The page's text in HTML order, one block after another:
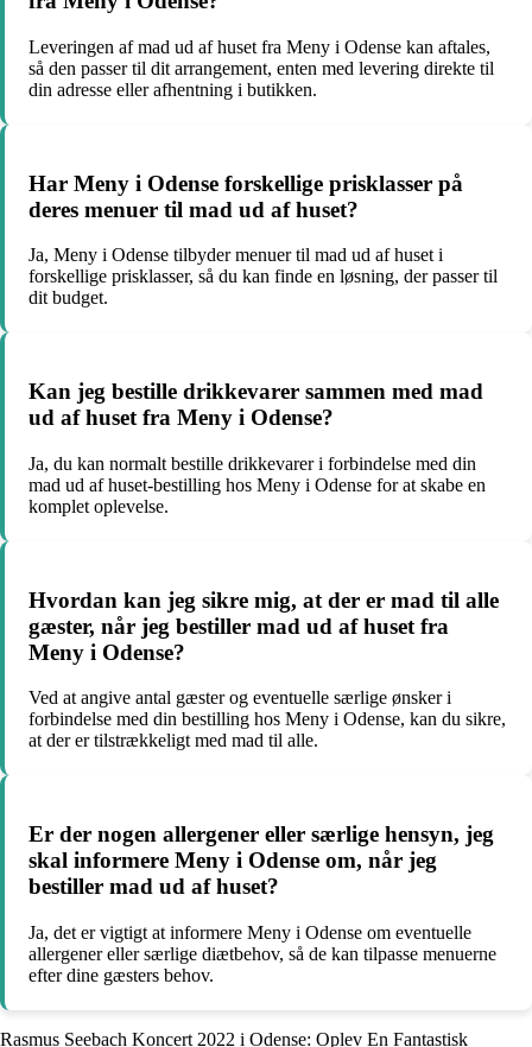
Leveringen af mad ud af huset fra Meny i Odense kan aftales,
så den passer til dit arrangement, enten med levering direkte til
din adresse eller afhentning i butikken.
Har Meny i Odense forskellige prisklasser på
deres menuer til mad ud af huset?
Ja, Meny i Odense tilbyder menuer til mad ud af huset i
forskellige prisklasser, så du kan finde en løsning, der passer til
dit budget.
Kan jeg bestille drikkevarer sammen med mad
ud af huset fra Meny i Odense?
Ja, du kan normalt bestille drikkevarer i forbindelse med din
mad ud af huset-bestilling hos Meny i Odense for at skabe en
komplet oplevelse.
Hvordan kan jeg sikre mig, at der er mad til alle
gæster, når jeg bestiller mad ud af huset fra
Meny i Odense?
Ved at angive antal gæster og eventuelle særlige ønsker i
forbindelse med din bestilling hos Meny i Odense, kan du sikre,
at der er tilstrækkeligt med mad til alle.
Er der nogen allergener eller særlige hensyn, jeg
skal informere Meny i Odense om, når jeg
bestiller mad ud af huset?
Ja, det er vigtigt at informere Meny i Odense om eventuelle
allergener eller særlige diætbehov, så de kan tilpasse menuerne
efter dine gæsters behov.
Rasmus Seebach Koncert 2022 i Odense: Oplev En Fantastisk